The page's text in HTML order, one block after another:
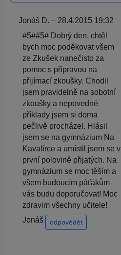
Jonáš D. – 28.4.2015 19:32
#5##5# Dobrý den, chtěl
bych moc poděkovat všem
ze Zkušek nanečisto za
pomoc s přípravou na
přijímací zkoušky. Chodil
jsem pravidelně na sobotní
zkoušky a nepovedné
příklady jsem si doma
pečlivě procházel. Hlásil
jsem se na gymnázium Na
Kavalírce a umístil jsem se v
první polovině přijatých. Na
gymnázium se moc těším a
všem budoucím páťákům
vás budu doporučovat! Moc
zdravim všechny učitele!
Jonáš
odpovědět